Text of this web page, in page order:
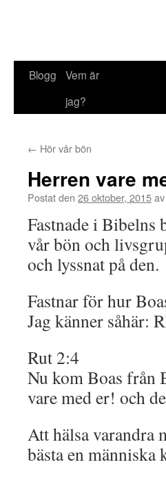
Blogg
Vem är
jag?
← Hör vår bön
Herren vare
Postat den 26 oktober, 2015av
Fastnade i Bibelns
vår bön och
och lyssnat på den.
Fastnar för hur
Jag känner såhär:
Rut 2:4
Nu kom Boas från
vare med er! och
Att hälsa varandra
bästa en människa